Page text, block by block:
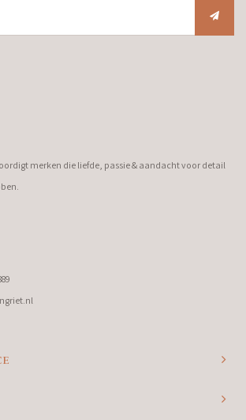
merken die liefde, passie & aandacht voor detail